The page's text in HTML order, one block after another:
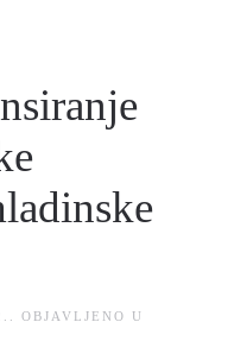
. OBJAVLJENO U